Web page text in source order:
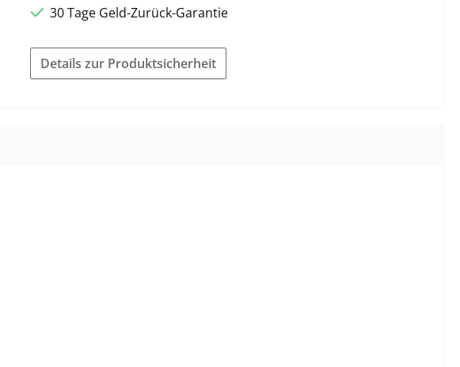
30 Tage Geld-Zurück-Garantie
Details zur Produktsicherheit